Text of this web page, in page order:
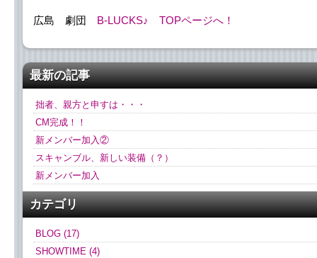
広島 劇団 B-LUCKS♪ TOPページへ！
最新の記事
拙者、親方と申すは・・・
CM完成！！
新メンバー加入②
スキャンブル、新しい装備（？）
新メンバー加入
カテゴリ
BLOG (17)
SHOWTIME (4)